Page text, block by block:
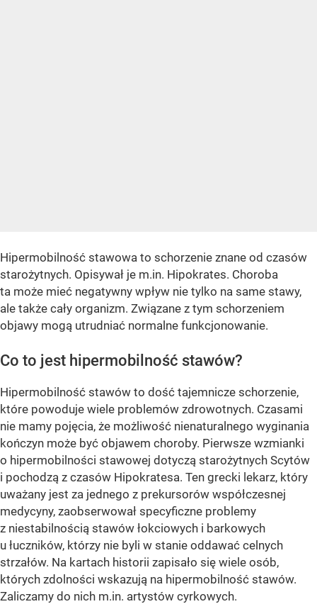
Hipermobilność stawowa to schorzenie znane od czasów
starożytnych. Opisywał je m.in. Hipokrates. Choroba
ta może mieć negatywny wpływ nie tylko na same stawy,
ale także cały organizm. Związane z tym schorzeniem
objawy mogą utrudniać normalne funkcjonowanie.
Co to jest hipermobilność stawów?
Hipermobilność stawów to dość tajemnicze schorzenie,
które powoduje wiele problemów zdrowotnych. Czasami
nie mamy pojęcia, że możliwość nienaturalnego wyginania
kończyn może być objawem choroby. Pierwsze wzmianki
o hipermobilności stawowej dotyczą starożytnych Scytów
i pochodzą z czasów Hipokratesa. Ten grecki lekarz, który
uważany jest za jednego z prekursorów współczesnej
medycyny, zaobserwował specyficzne problemy
z niestabilnością stawów łokciowych i barkowych
u łuczników, którzy nie byli w stanie oddawać celnych
strzałów. Na kartach historii zapisało się wiele osób,
których zdolności wskazują na hipermobilność stawów.
Zaliczamy do nich m.in. artystów cyrkowych.